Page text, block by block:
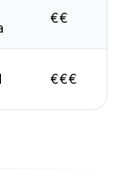
€€
€€€